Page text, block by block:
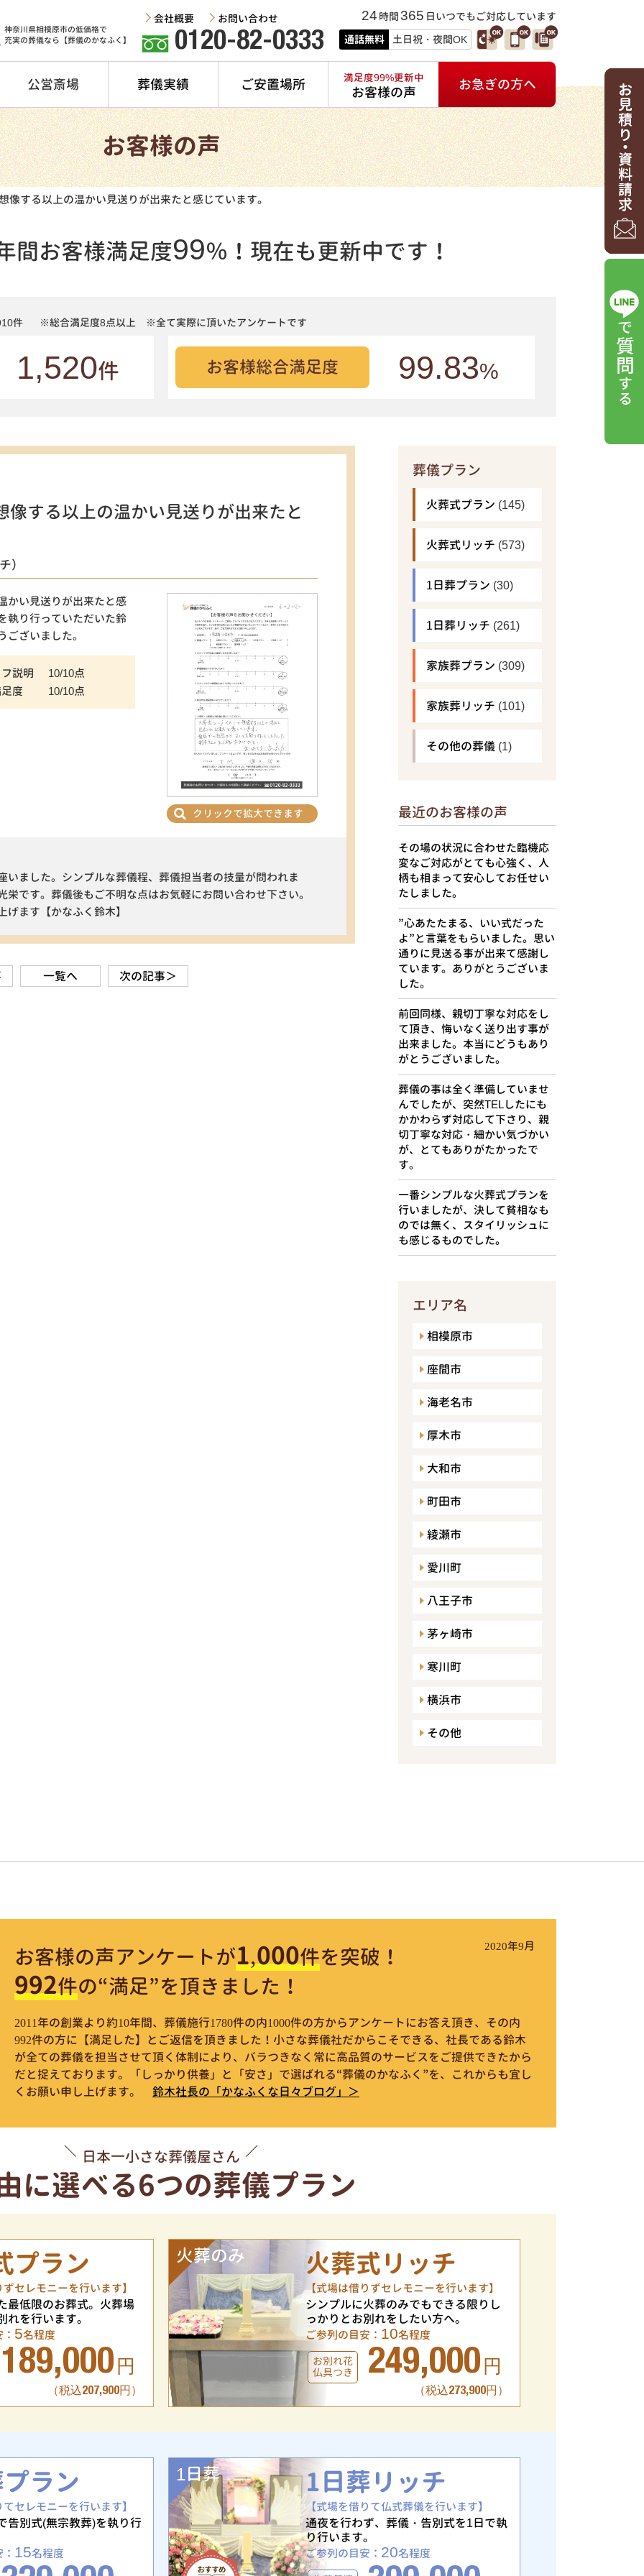
神奈川県相模原市の低価格で
充実の葬儀なら【葬儀のかなふく】
0120-82-0333
24 時間365 日いつでもご対応しています
通話無料 土日祝・夜間OK
会社概要 お問い合わせ
公営斎場 葬儀実績 ご安置場所 満足度99%更新中
お客様の声 お急ぎの方へ
お客様の声
像する以上の温かい見送りが出来たと感じています。
間お客様満足度99％！ 現在も更新中です！
件 ※総合満足度8点以上 ※全て実際に頂いたアンケートです
1,520件 お客様総合満足度 99.83%
する以上の温かい見送りが出来たと
）
かい見送りが出来たと感
執り行っていただいた鈴
ざいました。
説明
10/10点
度
10/10点
クリックで拡大できます
ました。シンプルな葬儀程、葬儀担当者の技量が問われま
です。葬儀後もご不明な点はお気軽にお問い合わせ下さい。
ます【かなふく鈴木】
一覧へ 次の記事＞
葬儀プラン
火葬式プラン (145)
火葬式リッチ (573)
1日葬プラン (30)
1日葬リッチ (261)
家族葬プラン (309)
家族葬リッチ (101)
その他の葬儀 (1)
最近のお客様の声
その場の状況に合わせた臨機応
変なご対応がとても心強く、人
柄も相まって安心してお任せい
たしました。
”心あたたまる、いい式だった
よ”と言葉をもらいました。思い
通りに見送る事が出来て感謝し
ています。ありがとうございま
した。
前回同様、親切丁寧な対応をし
て頂き、悔いなく送り出す事が
出来ました。本当にどうもあり
がとうございました。
葬儀の事は全く準備していませ
んでしたが、突然TELしたにも
かかわらず対応して下さり、親
切丁寧な対応・細かい気づかい
が、とてもありがたかったで
す。
一番シンプルな火葬式プランを
行いましたが、決して貧相なも
のでは無く、スタイリッシュに
も感じるものでした。
エリア名
相模原市
座間市
海老名市
厚木市
大和市
町田市
綾瀬市
愛川町
八王子市
茅ヶ崎市
寒川町
横浜市
その他
お客様の声アンケートが1,000件を突破！
992件の“満足”を頂きました！
2020年9月
2011年の創業より約10年間、葬儀施行1780件の内1000件の方からアンケートにお答え頂き、その内
992件の方に【満足した】とご返信を頂きました！小さな葬儀社だからこそできる、社長である鈴木
が全ての葬儀を担当させて頂く体制により、バラつきなく常に高品質のサービスをご提供できたから
だと捉えております。「しっかり供養」と「安さ」で選ばれる“葬儀のかなふく”を、これからも宜し
くお願い申し上げます。
鈴木社長の「かなふくな日々ブログ」＞
日本一小さな葬儀屋さん
に選べる6つの葬儀プラン
プラン
セレモニーを行います】
最低限のお葬式。火葬場
れを行います。
5名程度
189,000 円
（税込207,900円）
火葬のみ 火葬式リッチ
【式場は借りずセレモニーを行います】
シンプルに火葬のみでもできる限りし
っかりとお別れをしたい方へ。
ご参列の目安： 10名程度
お別れ花
仏具つき
249,000 円
（税込273,900円）
ラン
セレモニーを行います】
告別式(無宗教葬)を執り行
15名程度
1日葬 1日葬リッチ
【式場を借りて仏式葬儀を行います】
通夜を行わず、葬儀・告別式を1日で執
り行います。
ご参列の目安： 20名程度